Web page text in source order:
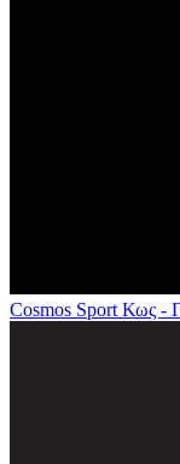
Cosmos Sport Κως -